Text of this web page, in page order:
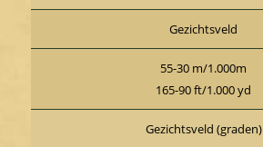
Gezichtsveld
55-30 m/1.000m
165-90 ft/1.000 yd
Gezichtsveld (graden)